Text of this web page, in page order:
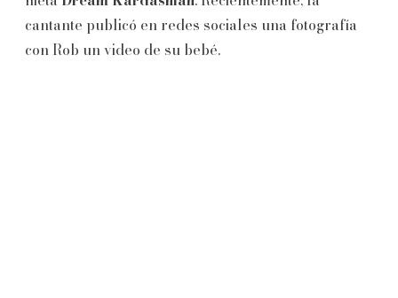
cantante publicó en redes sociales una fotografía
con Rob un video de su bebé.